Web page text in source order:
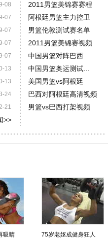
08
07
07
07
07
13
13
24
21
>>
2011男篮美锦赛赛程
阿根廷男篮主力控卫
男篮伦敦测试赛名单
2011男篮美锦赛视频
中国男篮对阵巴西
中国男篮奥运测试...
美国男篮vs阿根廷
巴西对阿根廷高清视频
男篮vs巴西打架视频
吸睛 75岁老妪成健身狂人